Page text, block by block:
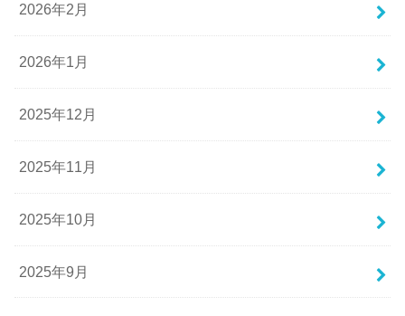
2026年2月
2026年1月
2025年12月
2025年11月
2025年10月
2025年9月